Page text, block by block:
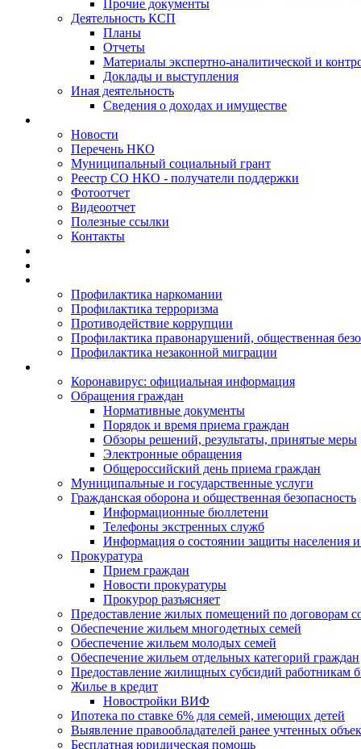
Прочие документы
Деятельность КСП
Планы
Отчеты
Материалы экспертно-аналитической и
Доклады и выступления
Иная деятельность
Сведения о доходах и имуществе
Новости
Перечень НКО
Муниципальный социальный грант
Реестр СО НКО - получатели поддержки
Фотоотчет
Видеоотчет
Полезные ссылки
Контакты
Профилактика наркомании
Профилактика терроризма
Противодействие коррупции
Профилактика правонарушений, общественная
Профилактика незаконной миграции
Коронавирус: официальная информация
Обращения граждан
Нормативные документы
Порядок и время приема граждан
Обзоры решений, результаты, принятые меры
Электронные обращения
Общероссийский день приема граждан
Муниципальные и государственные услуги
Гражданская оборона и общественная безопасность
Информационные бюллетени
Телефоны экстренных служб
Информация о состоянии защиты населения
Прокуратура
Прием граждан
Новости прокуратуры
Прокурор разъясняет
Предоставление жилых помещений по договорам
Обеспечение жильем многодетных семей
Обеспечение жильем молодых семей
Обеспечение жильем отдельных категорий граждан
Предоставление жилищных субсидий работникам
Жилье в кредит
Новостройки ВИФ
Ипотека по ставке 6% для семей, имеющих детей
Выявление правообладателей ранее учтенных
Бесплатная юридическая помощь